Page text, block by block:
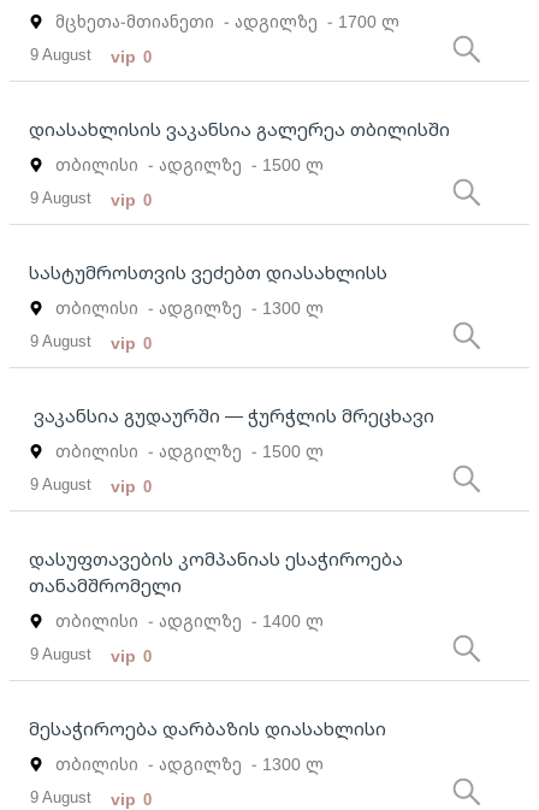
მცხეთა-მთიანეთი - ადგილზე - 1700 ლ
9 August vip 0
დიასახლისის ვაკანსია გალერეა თბილისში
თბილისი - ადგილზე - 1500 ლ
9 August vip 0
სასტუმროსთვის ვეძებთ დიასახლისს
თბილისი - ადგილზე - 1300 ლ
9 August vip 0
ვაკანსია გუდაურში — ჭურჭლის მრეცხავი
თბილისი - ადგილზე - 1500 ლ
9 August vip 0
დასუფთავების კომპანიას ესაჭიროება
თანამშრომელი
თბილისი - ადგილზე - 1400 ლ
9 August vip 0
მესაჭიროება დარბაზის დიასახლისი
თბილისი - ადგილზე - 1300 ლ
9 August vip 0